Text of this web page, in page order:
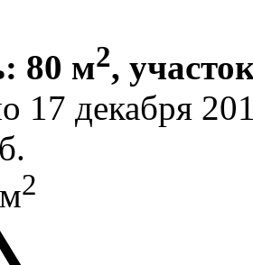
80 м2,
17 декабря
2